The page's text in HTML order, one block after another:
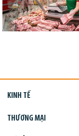
KINH TẾ
THƯƠNG MẠI